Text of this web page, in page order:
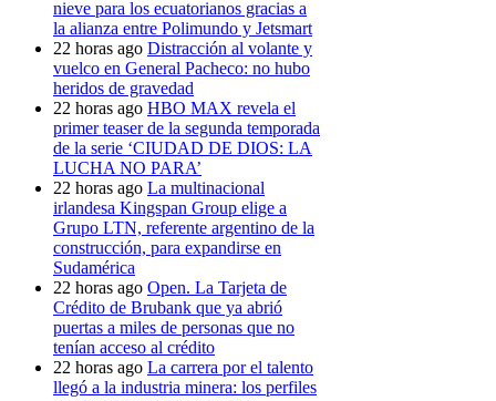
nieve para los ecuatorianos gracias a
la alianza entre Polimundo y Jetsmart
22 horas ago Distracción al volante y
vuelco en General Pacheco: no hubo
heridos de gravedad
22 horas ago HBO MAX revela el
primer teaser de la segunda temporada
de la serie ‘CIUDAD DE DIOS: LA
LUCHA NO PARA’
22 horas ago La multinacional
irlandesa Kingspan Group elige a
Grupo LTN, referente argentino de la
construcción, para expandirse en
Sudamérica
22 horas ago Open. La Tarjeta de
Crédito de Brubank que ya abrió
puertas a miles de personas que no
tenían acceso al crédito
22 horas ago La carrera por el talento
llegó a la industria minera: los perfiles